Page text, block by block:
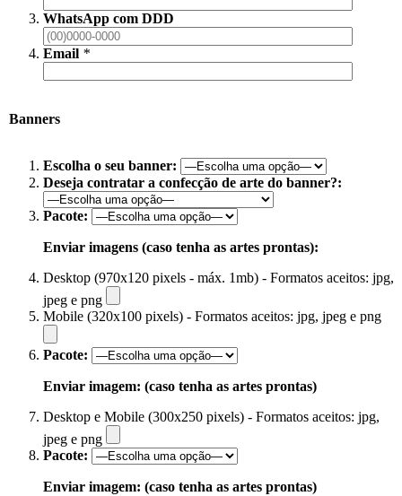
WhatsApp com DDD
Email *
Banners
Escolha o seu banner:
Deseja contratar a confecção de arte do banner?:
Pacote:
Enviar imagens (caso tenha as artes prontas):
Desktop (970x120 pixels - máx. 1mb) - Formatos aceitos: jpg,
jpeg e png
Mobile (320x100 pixels) - Formatos aceitos: jpg, jpeg e png
Pacote:
Enviar imagem: (caso tenha as artes prontas)
Desktop e Mobile (300x250 pixels) - Formatos aceitos: jpg,
jpeg e png
Pacote:
Enviar imagem: (caso tenha as artes prontas)